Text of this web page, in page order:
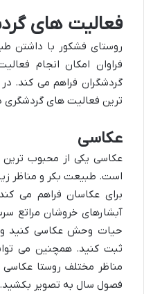
فعالیت های
روستای فشکور با داشتن
فراوان امکان انجام
گردشگران فراهم می کند.
ترین فعالیت های گردشگری
عکاسی
عکاسی یکی از محبوب
است. طبیعت بکر و مناظر
برای عکاسان فراهم می
آبشارهای خروشان مراتع
حیات وحش عکاسی کنید و
ثبت کنید. همچنین می
مناظر مختلف روستا عکاسی
فصول سال به تصویر بکشید.